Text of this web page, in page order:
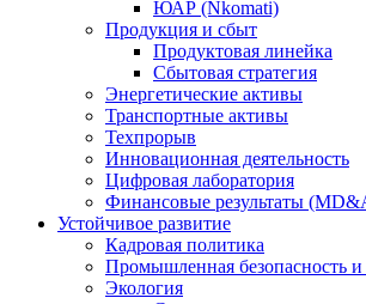
ЮАР (Nkomati)
Продукция и сбыт
Продуктовая линейка
Сбытовая стратегия
Энергетические активы
Транспортные активы
Техпрорыв
Инновационная деятельность
Цифровая лаборатория
Финансовые результаты
Устойчивое развитие
Кадровая политика
Промышленная безопасность и
Экология